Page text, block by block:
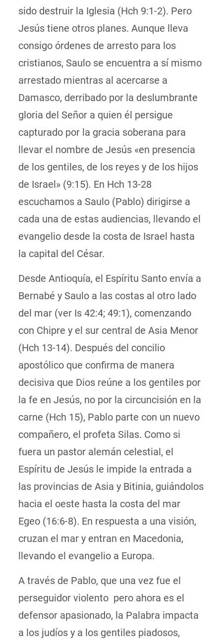
sido destruir la Iglesia (Hch 9:1-2). Pero
Jesús tiene otros planes. Aunque lleva
consigo órdenes de arresto para los
cristianos, Saulo se encuentra a sí mismo
arrestado mientras al acercarse a
Damasco, derribado por la deslumbrante
gloria del Señor a quien él persigue
capturado por la gracia soberana para
llevar el nombre de Jesús «en presencia
de los gentiles, de los reyes y de los hijos
de Israel» (9:15). En Hch 13-28
escuchamos a Saulo (Pablo) dirigirse a
cada una de estas audiencias, llevando el
evangelio desde la costa de Israel hasta
la capital del César.
Desde Antioquía, el Espíritu Santo envía a
Bernabé y Saulo a las costas al otro lado
del mar (ver Is 42:4; 49:1), comenzando
con Chipre y el sur central de Asia Menor
(Hch 13-14). Después del concilio
apostólico que confirma de manera
decisiva que Dios reúne a los gentiles por
la fe en Jesús, no por la circuncisión en la
carne (Hch 15), Pablo parte con un nuevo
compañero, el profeta Silas. Como si
fuera un pastor alemán celestial, el
Espíritu de Jesús le impide la entrada a
las provincias de Asia y Bitinia, guiándolos
hacia el oeste hasta la costa del mar
Egeo (16:6-8). En respuesta a una visión,
cruzan el mar y entran en Macedonia,
llevando el evangelio a Europa.
A través de Pablo, que una vez fue el
perseguidor violento pero ahora es el
defensor apasionado, la Palabra impacta
a los judíos y a los gentiles piadosos,